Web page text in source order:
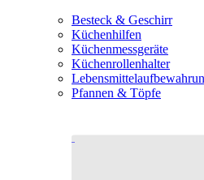
Besteck & Geschirr
Küchenhilfen
Küchenmessgeräte
Küchenrollenhalter
Pfannen & Töpfe